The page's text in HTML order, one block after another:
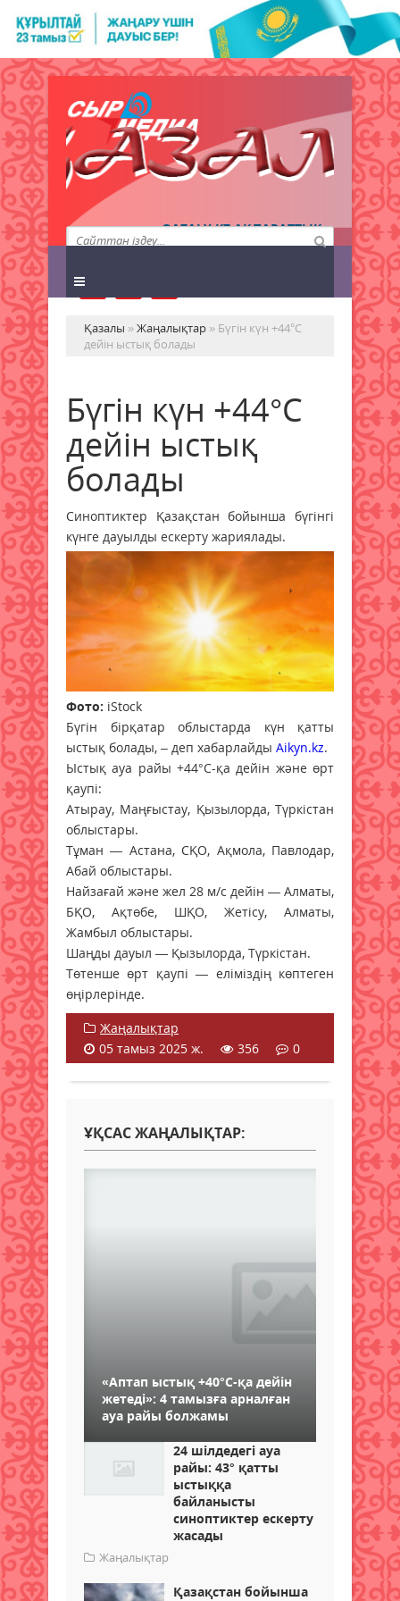
QAZALY.KZ АҚПАРАТТЫҚ
АГЕНТТІГІ
Қазалы »Жаңалықтар » Бүгін күн +44°С
дейін ыстық болады
Бүгін күн +44°С
дейін ыстық
болады
Синоптиктер Қазақстан бойынша бүгінгі
күнге дауылды ескерту жариялады.
Фото: iStock
Бүгін бірқатар облыстарда күн қатты
ыстық болады, – деп хабарлайды Aikyn.kz.
Ыстық ауа райы +44°С-қа дейін және өрт
қаупі:
Атырау, Маңғыстау, Қызылорда, Түркістан
облыстары.
Тұман — Астана, СҚО, Ақмола, Павлодар,
Абай облыстары.
Найзағай және жел 28 м/с дейін — Алматы,
БҚО, Ақтөбе, ШҚО, Жетісу, Алматы,
Жамбыл облыстары.
Шаңды дауыл — Қызылорда, Түркістан.
Төтенше өрт қаупі — еліміздің көптеген
өңірлерінде.
Жаңалықтар
05 тамыз 2025 ж.
356 0
ҰҚСАС ЖАҢАЛЫҚТАР:
«Аптап ыстық +40°С-қа дейін
жетеді»: 4 тамызға арналған
ауа райы болжамы
24 шілдедегі ауа
райы: 43° қатты
ыстыққа
байланысты
синоптиктер ескерту
жасады
Жаңалықтар
Қазақстан бойынша